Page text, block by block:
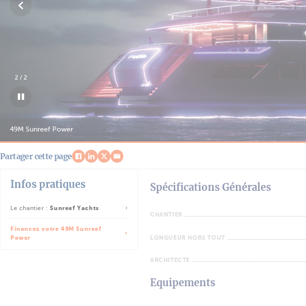
49M Sunreef Power
1 / 2
Partager cette page
Infos pratiques
Le chantier :Sunreef Yachts
Financez votre 49M Sunreef
Power
Spécifications Générales
CHANTIER
LONGUEUR HORS TOUT
ARCHITECTE
Equipements